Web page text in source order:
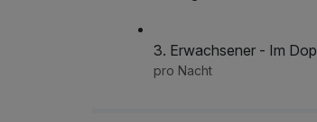
3. Erwachsener - Im
pro Nacht